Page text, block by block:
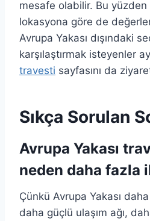
mesafe olabilir. Bu yüzden
lokasyona göre de
Avrupa Yakası dışındaki
karşılaştırmak isteyenler
travesti sayfasını da
Sıkça Sorulan
Avrupa Yakası
neden daha fazla
Çünkü Avrupa Yakası
daha güçlü ulaşım ağı,